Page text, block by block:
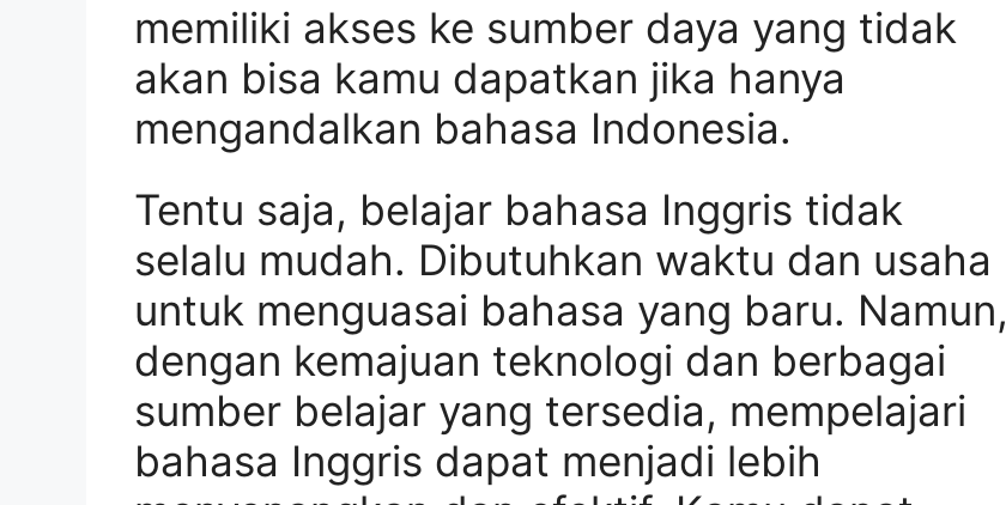
memiliki akses ke sumber daya yang tidak
akan bisa kamu dapatkan jika hanya
mengandalkan bahasa Indonesia.
Tentu saja, belajar bahasa Inggris tidak
selalu mudah. Dibutuhkan waktu dan usaha
untuk menguasai bahasa yang baru. Namun,
dengan kemajuan teknologi dan berbagai
sumber belajar yang tersedia, mempelajari
bahasa Inggris dapat menjadi lebih